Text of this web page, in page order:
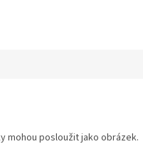
mohou posloužit jako obrázek.